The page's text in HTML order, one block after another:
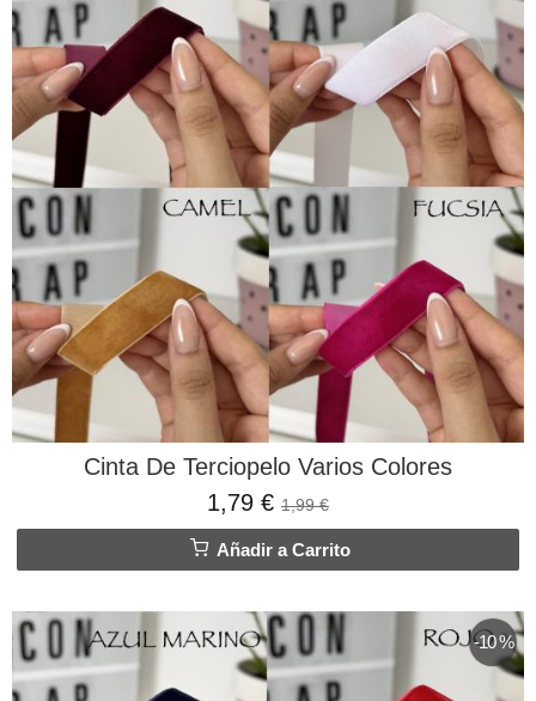
Cinta De Terciopelo Varios Colores
1,79 € 1,99 €
Añadir a Carrito
-10 %